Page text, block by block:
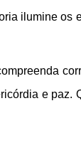
ilumine os
e paz.